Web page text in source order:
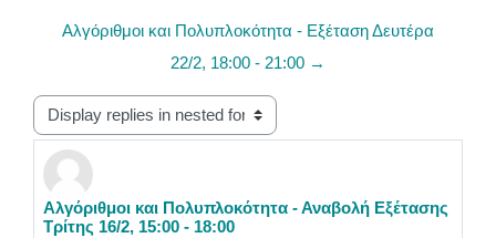
Αλγόριθμοι και Πολυπλοκότητα - Εξέταση Δευτέρα
22/2, 18:00 - 21:00 →
Display mode
Αλγόριθμοι και Πολυπλοκότητα - Αναβολή Εξέτασης
Τρίτης 16/2, 15:00 - 18:00
Number of replies: 0